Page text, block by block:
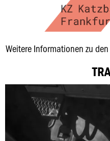
Weitere Informationen zu